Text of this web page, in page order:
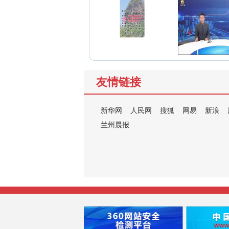
友情链接
新华网 人民网 搜狐 网易 新浪
兰州晨报